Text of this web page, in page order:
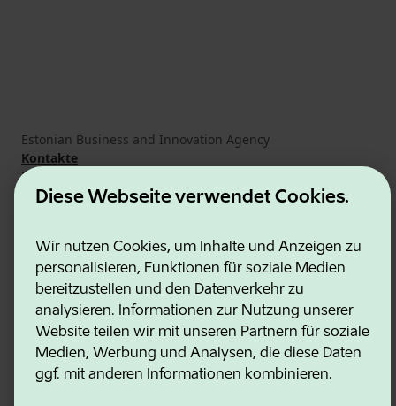
Diese Webseite verwendet Cookies.
Wir nutzen Cookies, um Inhalte und Anzeigen zu
personalisieren, Funktionen für soziale Medien
bereitzustellen und den Datenverkehr zu
analysieren. Informationen zur Nutzung unserer
Website teilen wir mit unseren Partnern für soziale
Medien, Werbung und Analysen, die diese Daten
ggf. mit anderen Informationen kombinieren.
Estonian Business and Innovation Agency
Kontakte
Kooperationspartner
Nutzungsbedingungen